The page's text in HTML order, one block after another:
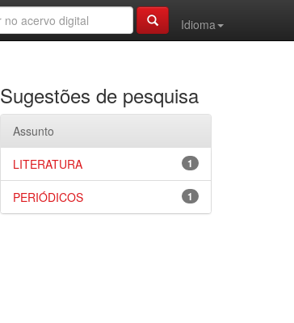
Idioma
Sugestões de pesquisa
Assunto
1
LITERATURA
1
PERIÓDICOS